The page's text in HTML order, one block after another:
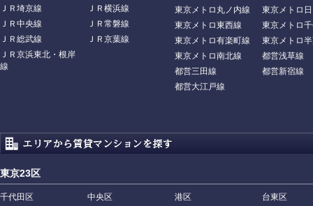
ＪＲ埼京線
ＪＲ横浜線
ＪＲ中央線
ＪＲ常磐線
ＪＲ総武線
ＪＲ京葉線
ＪＲ京浜東北・根岸
線
東京メトロ丸ノ内線
東京メトロ
東京メトロ東西線
東京メトロ
東京メトロ有楽町線
東京メトロ
東京メトロ南北線
都営浅草線
都営三田線
都営新宿線
都営大江戸線
東京23区
千代田区 中央区 港区
台東区